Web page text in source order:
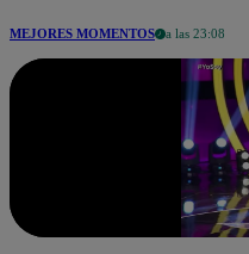
MEJORES MOMENTOS a las 23:08